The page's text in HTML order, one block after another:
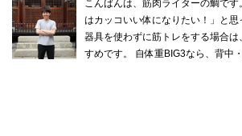
こんばんは、筋肉ライターの鯛で
はカッコいい体になりたい！」と
器具を使わずに筋トレをする場合
すめです。 自体重BIG3なら、背中